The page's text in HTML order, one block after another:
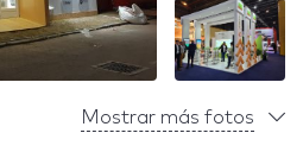
Mostrar más fotos